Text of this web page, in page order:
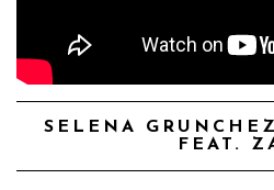
SELENA
FEAT.